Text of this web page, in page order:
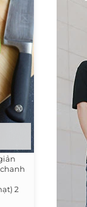
2